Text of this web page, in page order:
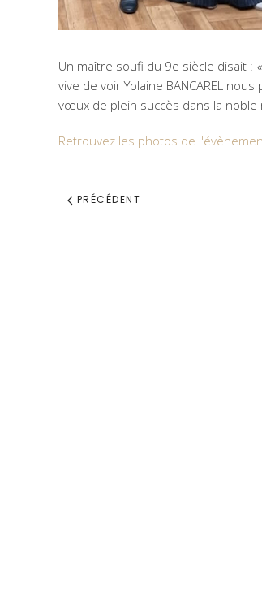
Un maître soufi du 9e siècle disait :
vive de voir Yolaine BANCAREL
vœux de plein succès dans la
Retrouvez les photos de
PRÉCÉDENT